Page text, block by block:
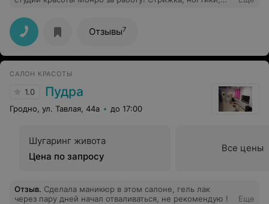
очень рада, что Вы открылись, Вас можно и нужно
рекомендовать всем, кто за качество, сервис и
комфорт!
Отзывы7
САЛОН КРАСОТЫ
1.0 Пудра
Гродно, ул. Тавлая, 44а до 17:00
Шугаринг живота
Цена по запросу
Все цены
Отзыв. Сделала маникюр в этом салоне, гель лак
через пару дней начал отваливаться, не рекомендую !
Еще